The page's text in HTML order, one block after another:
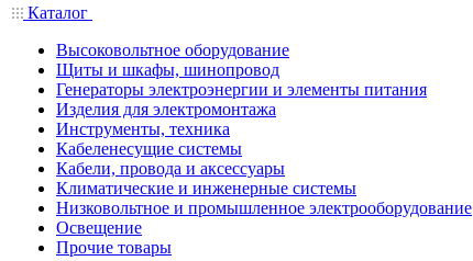
Каталог
Высоковольтное оборудование
Щиты и шкафы, шинопровод
Генераторы электроэнергии и элементы питания
Изделия для электромонтажа
Инструменты, техника
Кабеленесущие системы
Кабели, провода и аксессуары
Климатические и инженерные системы
Низковольтное и промышленное электрооборудование
Освещение
Прочие товары